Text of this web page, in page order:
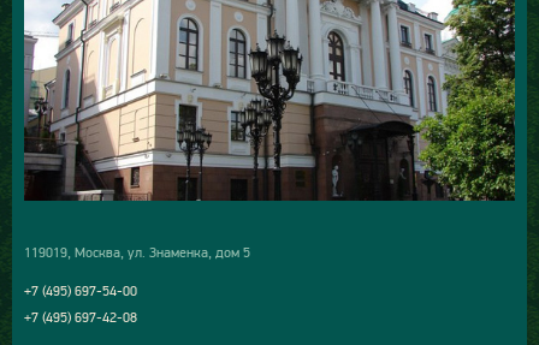
119019, Москва, ул. Знаменка, дом 5
+7 (495) 697-54-00
+7 (495) 697-42-08